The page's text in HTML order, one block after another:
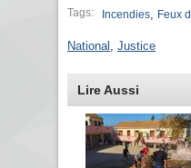
Tags: Incendies Feux
National Justice
Lire Aussi